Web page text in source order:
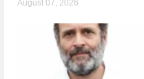
August 07, 2026